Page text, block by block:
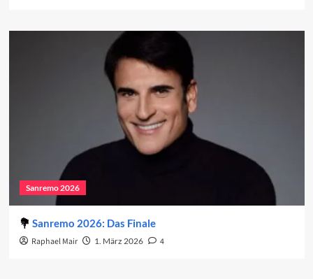
Sanremo 2026
Sanremo 2026: Das Finale
Raphael Mair 1. März 2026 4